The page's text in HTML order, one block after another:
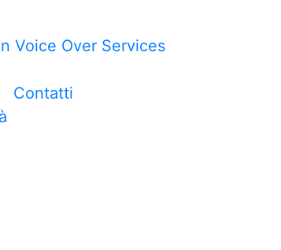
Voice Over Services
Contatti